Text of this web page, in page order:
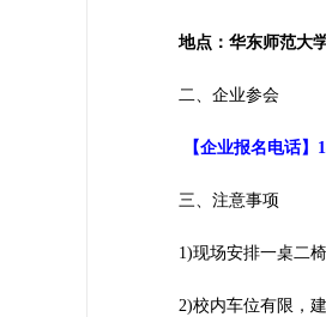
地点：华东师范大学
二、企业参会
【企业报名电话
三、注意事项
1)现场安排一桌二椅
2)校内车位有限，建